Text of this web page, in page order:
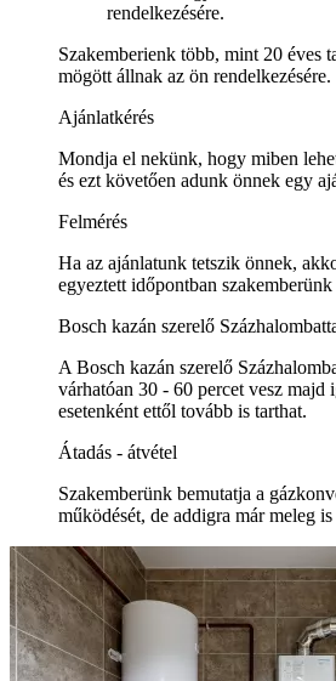
rendelkezésére.
Szakemberienk több, mint 20 éves
mögött állnak az ön rendelkezésére.
Ajánlatkérés
Mondja el nekünk, hogy miben
és ezt követően adunk önnek egy
Felmérés
Ha az ajánlatunk tetszik önnek,
egyeztett időpontban
Bosch kazán szerelő
A Bosch kazán szerelő
várhatóan 30 - 60 percet vesz majd
esetenként ettől tovább is tarthat.
Átadás - átvétel
Szakemberünk bemutatja a
működését, de addigra már meleg is